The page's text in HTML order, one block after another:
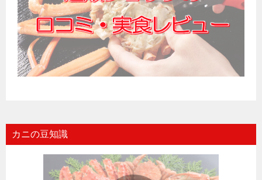
カニの豆知識